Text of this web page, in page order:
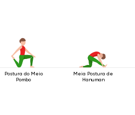
Postura do Meio
Pombo
Meia Postura de
Hanuman